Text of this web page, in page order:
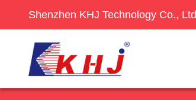
Shenzhen KHJ Technology Co., Ltd